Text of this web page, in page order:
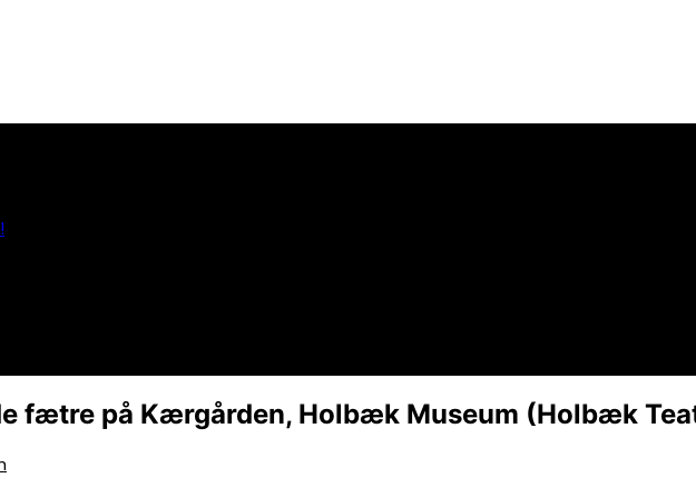
fætre på Kærgården, Holbæk Museum (Holbæk